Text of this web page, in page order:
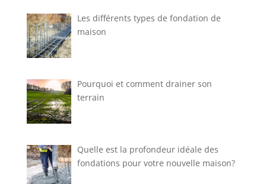
Les différents types de fondation de
maison
Pourquoi et comment drainer son
terrain
Quelle est la profondeur idéale des
fondations pour votre nouvelle maison?